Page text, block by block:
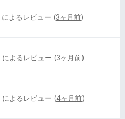
によるレビュー (3ヶ月前)
によるレビュー (3ヶ月前)
によるレビュー (4ヶ月前)